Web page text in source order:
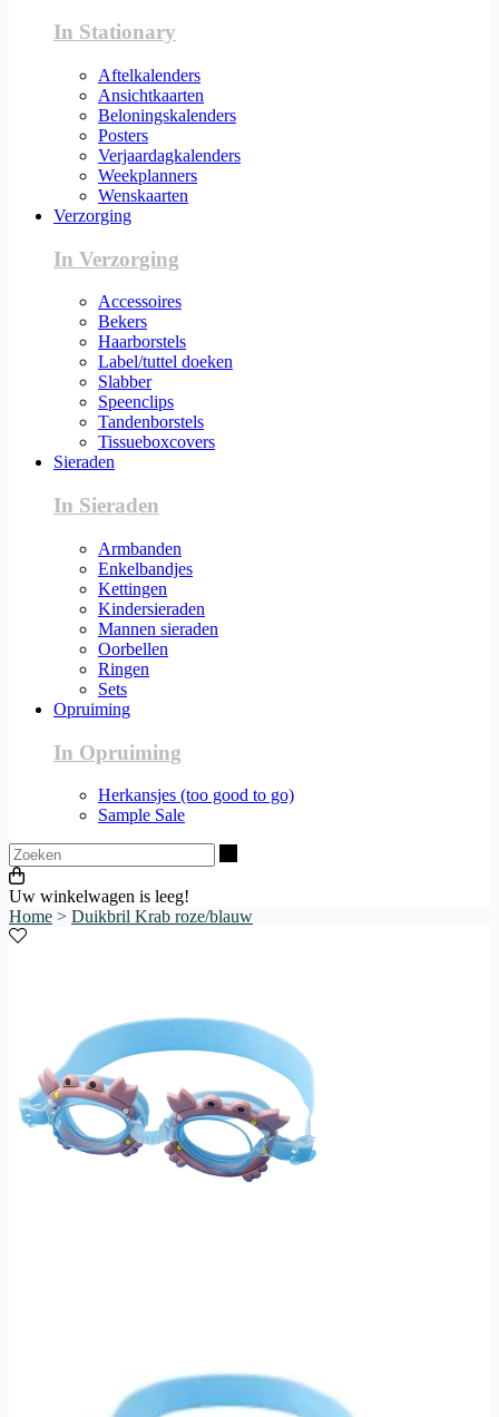
In Stationary
Aftelkalenders
Ansichtkaarten
Beloningskalenders
Posters
Verjaardagkalenders
Weekplanners
Wenskaarten
Verzorging
In Verzorging
Accessoires
Bekers
Haarborstels
Label/tuttel doeken
Slabber
Speenclips
Tandenborstels
Tissueboxcovers
Sieraden
In Sieraden
Armbanden
Enkelbandjes
Kettingen
Kindersieraden
Mannen sieraden
Oorbellen
Ringen
Sets
Opruiming
In Opruiming
Herkansjes (too good to go)
Sample Sale
Uw winkelwagen is leeg!
Home > Duikbril Krab roze/blauw